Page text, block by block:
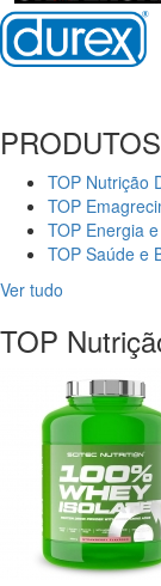
TOP Nutrição
TOP
TOP Energia
TOP Saúde e
Ver tudo
TOP